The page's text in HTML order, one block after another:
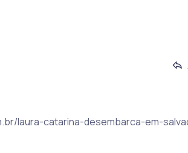
laura-catarina-desembarca-em-